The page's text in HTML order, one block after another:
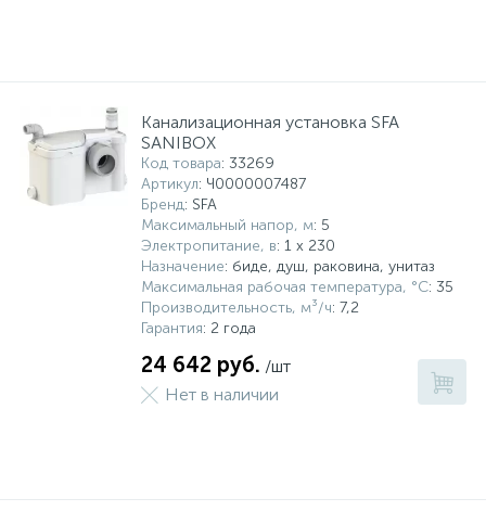
Канализационная установка SFA
SANIBOX
Код товара: 33269
Артикул: Ч0000007487
Бренд: SFA
Максимальный напор, м: 5
Электропитание, в: 1 x 230
Назначение: биде, душ, раковина, унитаз
Максимальная рабочая температура, °С: 35
Производительность, м³/ч: 7,2
Гарантия: 2 года
24 642 руб. /шт
Нет в наличии